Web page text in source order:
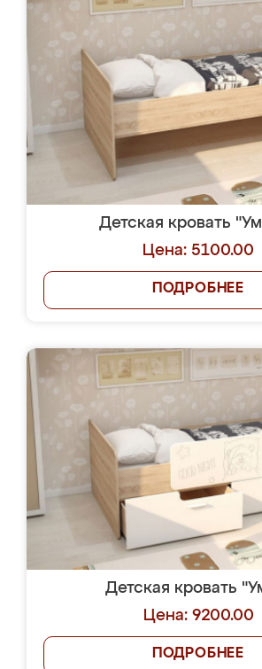
Детская кровать
Цена: 5100.00
ПОДРОБНЕЕ
Детская кровать
Цена: 9200.00
ПОДРОБНЕЕ